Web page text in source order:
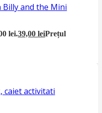
and the Mini
lei.39,00leiPrețul
caiet activitati